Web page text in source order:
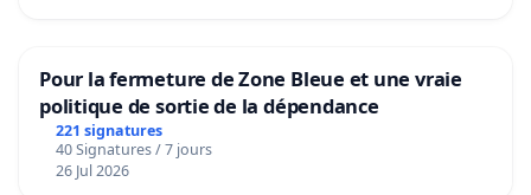
Pour la fermeture de Zone Bleue et une vraie
politique de sortie de la dépendance
221 signatures
40 Signatures / 7 jours
26 Jul 2026